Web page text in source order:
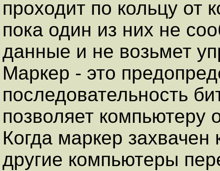
проходит по кольцу от
пока один из них не
данные и не возьмет
Маркер - это
последовательность
позволяет компьютеру
Когда маркер
другие компьютеры